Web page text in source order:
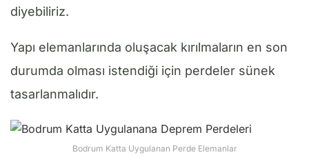
diyebiliriz.
Yapı elemanlarında oluşacak kırılmaların en son
durumda olması istendiği için perdeler sünek
tasarlanmalıdır.
Bodrum Katta Uygulanan Perde Elemanlar